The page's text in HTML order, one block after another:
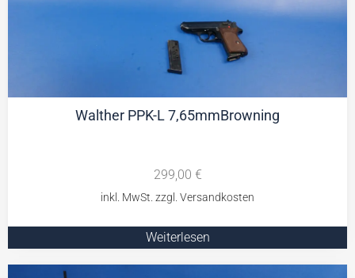
Walther PPK-L 7,65mmBrowning
299,00 €
Weiterlesen